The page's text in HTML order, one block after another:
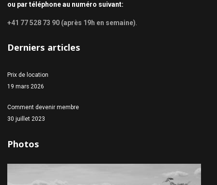
ou par téléphone au numéro suivant:
+41 77 528 73 90 (après 19h en semaine)
Derniers articles
Prix de location
19 mars 2026
Comment devenir membre
30 juillet 2023
Photos